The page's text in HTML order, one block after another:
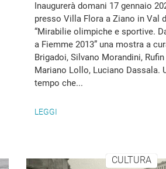
Inaugurerà domani 17 gennaio
presso Villa Flora a Ziano in Val
“Mirabilie olimpiche e sportive.
a Fiemme 2013” una mostra a
Brigadoi, Silvano Morandini,
Mariano Lollo, Luciano Dassala.
tempo che...
LEGGI
CULTURA